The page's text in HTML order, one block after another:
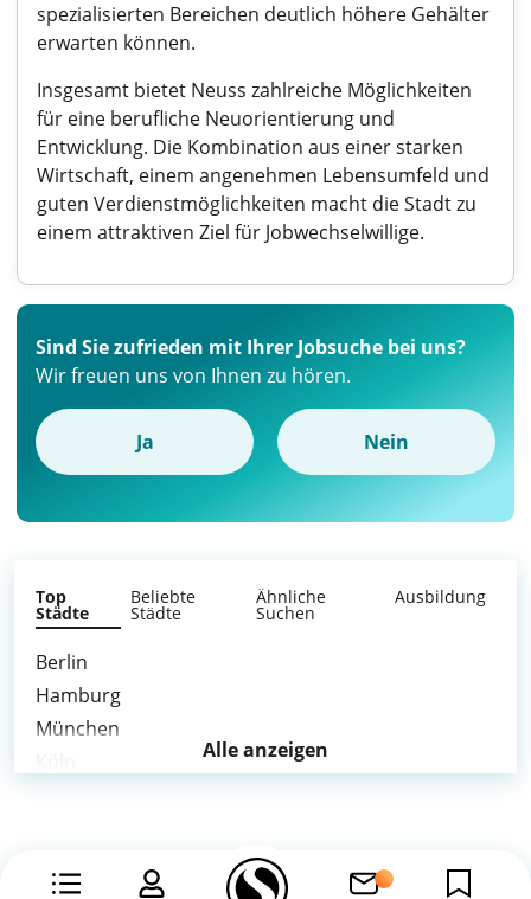
spezialisierten Bereichen deutlich höhere Gehälter
erwarten können.
Insgesamt bietet Neuss zahlreiche Möglichkeiten
für eine berufliche Neuorientierung und
Entwicklung. Die Kombination aus einer starken
Wirtschaft, einem angenehmen Lebensumfeld und
guten Verdienstmöglichkeiten macht die Stadt zu
einem attraktiven Ziel für Jobwechselwillige.
Sind Sie zufrieden mit Ihrer Jobsuche bei uns?
Wir freuen uns von Ihnen zu hören.
Ja Nein
Top
Städte
Beliebte
Städte
Ähnliche
Suchen
Ausbildung
Berlin
Hamburg
München
Alle anzeigen